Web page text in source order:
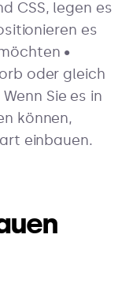
CSS, legen es
es
•
oder gleich
Sie es in
können,
einbauen.